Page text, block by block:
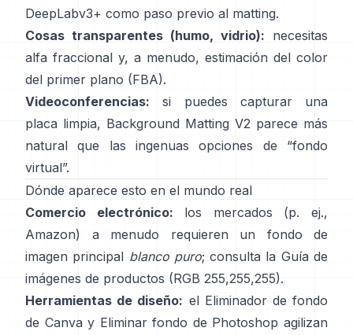
DeepLabv3+ como paso previo al matting.
Cosas transparentes (humo, vidrio): necesitas
alfa fraccional y, a menudo, estimación del color
del primer plano (FBA).
Videoconferencias: si puedes capturar una
placa limpia, Background Matting V2 parece más
natural que las ingenuas opciones de “fondo
virtual”.
Dónde aparece esto en el mundo real
Comercio electrónico: los mercados (p. ej.,
Amazon) a menudo requieren un fondo de
imagen principal blanco puro; consulta la Guía de
imágenes de productos (RGB 255,255,255).
Herramientas de diseño: el Eliminador de fondo
de Canva y Eliminar fondo de Photoshop agilizan